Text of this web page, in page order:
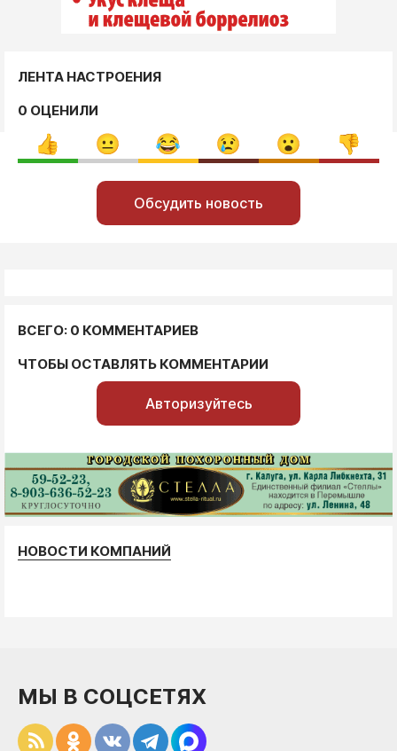
ЛЕНТА НАСТРОЕНИЯ
0 ОЦЕНИЛИ
Обсудить новость
ВСЕГО: 0 КОММЕНТАРИЕВ
ЧТОБЫ ОСТАВЛЯТЬ КОММЕНТАРИИ
Авторизуйтесь
НОВОСТИ КОМПАНИЙ
МЫ В СОЦСЕТЯХ